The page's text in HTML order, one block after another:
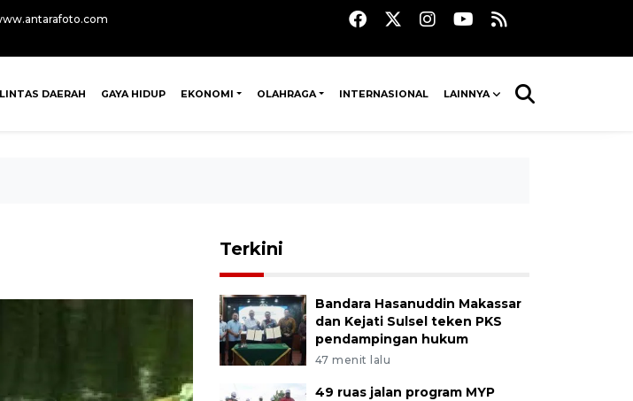
LINTAS DAERAH GAYA HIDUP EKONOMI OLAHRAGA INTERNASIONAL LAINNYA
Terkini
Bandara Hasanuddin Makassar
dan Kejati Sulsel teken PKS
pendampingan hukum
47 menit lalu
49 ruas jalan program MYP